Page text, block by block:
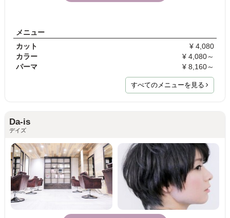
メニュー
カット
¥ 4,080
カラー
¥ 4,080～
パーマ
¥ 8,160～
すべてのメニューを見る
Da-is
デイズ